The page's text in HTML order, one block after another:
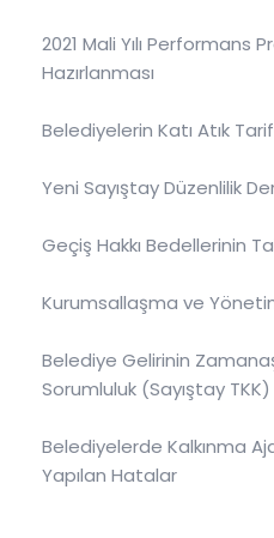
2021 Mali Yılı Performans
Hazırlanması
Belediyelerin Katı Atık
Yeni Sayıştay Düzenlilik
Geçiş Hakkı Bedellerinin
Kurumsallaşma ve
Belediye Gelirinin
Sorumluluk (Sayıştay TKK)
Belediyelerde Kalkınma
Yapılan Hatalar